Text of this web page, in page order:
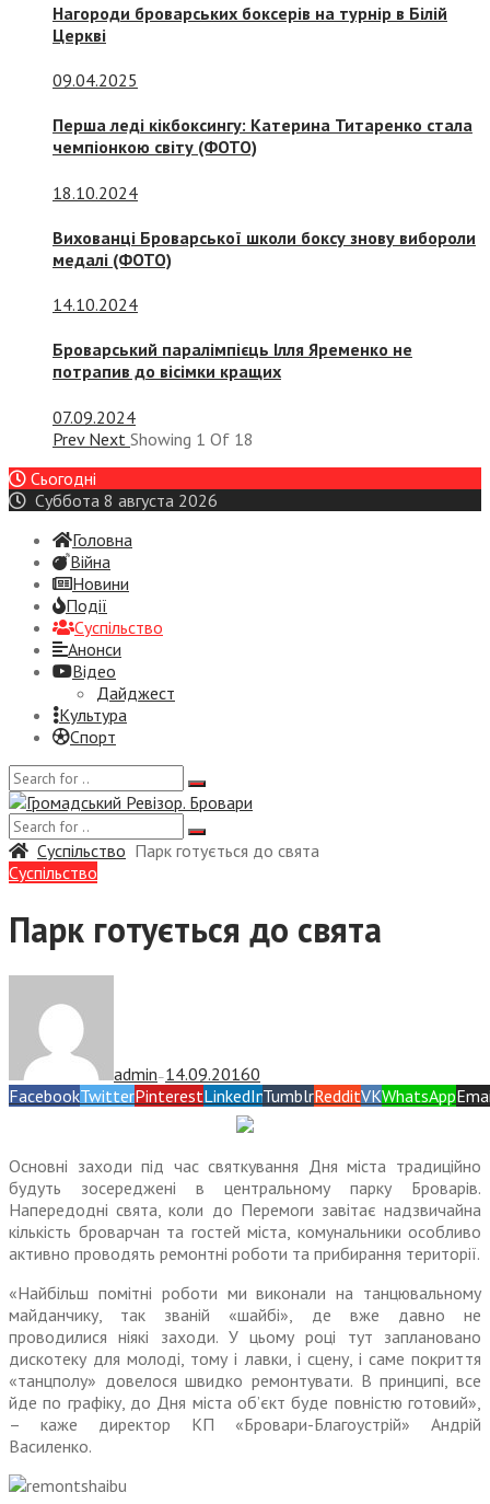
Нагороди броварських боксерів на турнір в Білій
Церкві
09.04.2025
Перша леді кікбоксингу: Катерина Титаренко стала
чемпіонкою світу (ФОТО)
18.10.2024
Вихованці Броварської школи боксу знову вибороли
медалі (ФОТО)
14.10.2024
Броварський паралімпієць Ілля Яременко не
потрапив до вісімки кращих
07.09.2024
Prev Next Showing 1 Of 18
Сьогодні
Суббота 8 августа 2026
Головна
Війна
Новини
Події
Суспiльство
Анонси
Відео
Дайджест
Культура
Спорт
Суспiльство Парк готується до свята
Суспiльство
Парк готується до свята
admin — 14.09.20160
FacebookTwitterPinterestLinkedInTumblrRedditVKWhatsApp
Основні заходи під час святкування Дня міста традиційно
будуть зосереджені в центральному парку Броварів.
Напередодні свята, коли до Перемоги завітає надзвичайна
кількість броварчан та гостей міста, комунальники особливо
активно проводять ремонтні роботи та прибирання території.
«Найбільш помітні роботи ми виконали на танцювальному
майданчику, так званій «шайбі», де вже давно не
проводилися ніякі заходи. У цьому році тут заплановано
дискотеку для молоді, тому і лавки, і сцену, і саме покриття
«танцполу» довелося швидко ремонтувати. В принципі, все
йде по графіку, до Дня міста об’єкт буде повністю готовий»,
– каже директор КП «Бровари-Благоустрій» Андрій
Василенко.